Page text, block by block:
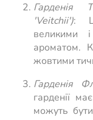
Гарденія
'Veitchii'):
великими
ароматом.
жовтими
Гарденія
гарденії
можуть